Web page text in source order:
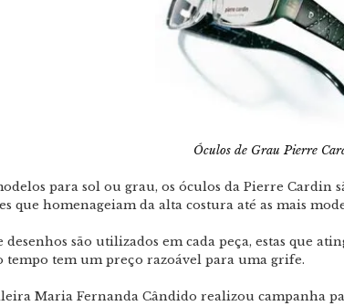
Óculos de Grau Pierre
para sol ou grau, os óculos da Pierre Cardin
que homenageiam da alta costura até as mais
desenhos são utilizados em cada peça, estas que
tempo tem um preço razoável para uma grife.
Maria Fernanda Cândido realizou campanha